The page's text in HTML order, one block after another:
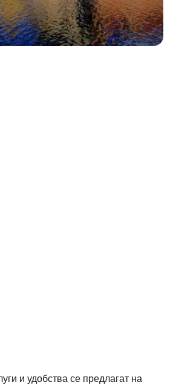
и удобства се предлагат на